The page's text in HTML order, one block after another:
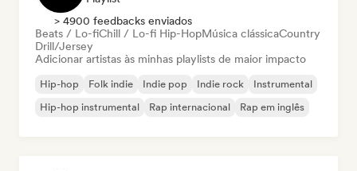
> 4900 feedbacks enviados
Beats / Lo-fiChill / Lo-fi Hip-HopMúsica clássicaCountry
Drill/Jersey
Adicionar artistas às minhas playlists de maior impacto
Hip-hop Folk indie Indie pop Indie rock
Instrumental
Hip-hop instrumental
Rap internacional Rap em inglês